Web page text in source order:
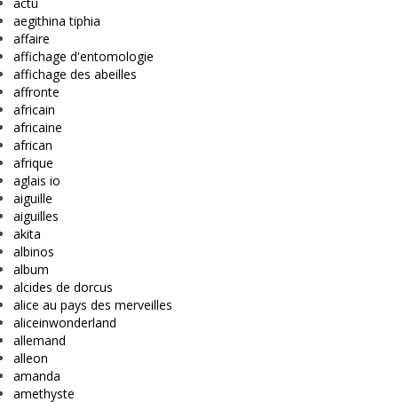
aegithina tiphia
affaire
affichage d'entomologie
affichage des abeilles
affronte
africain
africaine
african
afrique
aglais io
aiguille
aiguilles
akita
albinos
album
alcides de dorcus
alice au pays des merveilles
aliceinwonderland
allemand
alleon
amanda
amethyste